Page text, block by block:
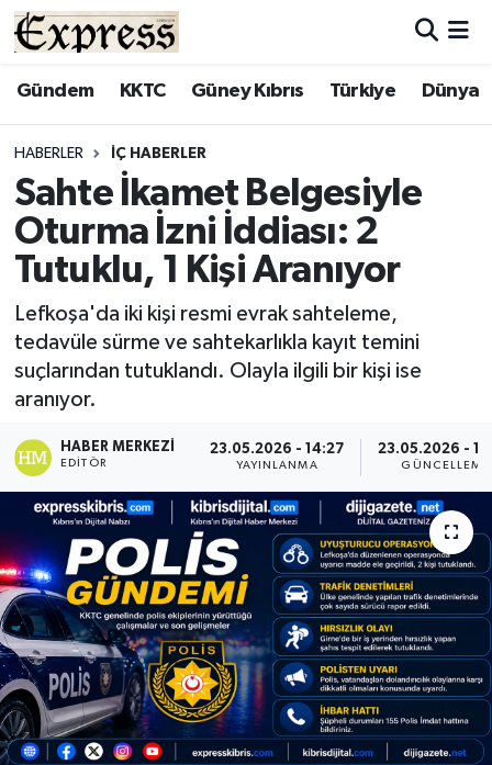
Gündem KKTC Güney Kıbrıs Türkiye Dünya
HABERLER İÇ HABERLER
Sahte İkamet Belgesiyle
Oturma İzni İddiası: 2
Tutuklu, 1 Kişi Aranıyor
Lefkoşa'da iki kişi resmi evrak sahteleme,
tedavüle sürme ve sahtekarlıkla kayıt temini
suçlarından tutuklandı. Olayla ilgili bir kişi ise
aranıyor.
HABER MERKEZI
EDITÖR
23.05.2026 - 14:27
YAYINLANMA
23.05.2026 -
GÜNCELLEME
ALAYKÖY
BİLİM
ÇATALKÖY
DÜNYA
EĞİTİM
ESENTEPE
GAZİMAĞUSA
GİRNE
GÜNDEM
GÜNEY KIBRIS
Hava Durumu
Süper Lig Puan Durumu ve Fikstür
Tüm Manşetler
Son Dakika Haberleri
Haber Arşivi